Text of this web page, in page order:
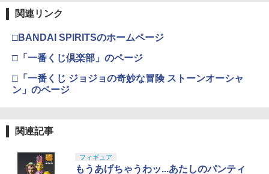
4
￥3,815
5
東京マルイ No.22 M92Fミリタリーモデ
型用接着剤 87003
￥184
関連リンク
□BANDAI SPIRITSのホームページ
□「一番くじ倶楽部」のページ
□「一番くじ ジョジョの奇妙な冒険 ストーンオーシャ
ン」のページ
関連記事
フィギュア
もうあげちゃうわッ...あたしのパンティ